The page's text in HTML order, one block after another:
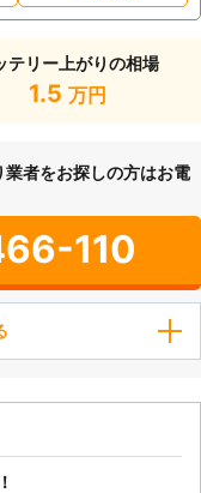
テリー上がりの相場
1.5 万円
者をお探しの方はお電
110